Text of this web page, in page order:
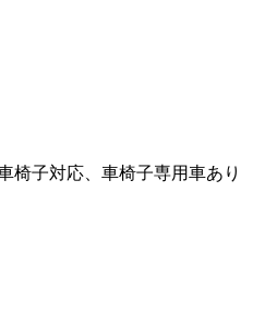
椅子対応、車椅子専用車あり